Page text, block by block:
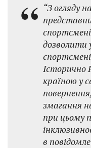
“З огляду
дозволити
Історично
країною у
змагання
при цьому
в